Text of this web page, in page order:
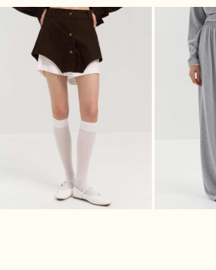
Истории Márte
Сертификаты
Возврат
Программа лояльности
Контакты / Магазины
+7 (912) 254-21-96
MARTE@MARTE-RU.COM
TELEGRAM
КОНТАКТЫ
(Ежедневно 10:00–22:00 ЕКБ / 08:00–20:00 МСК)
Политика обработки персональных данных
Согласие на обработку персональных данных